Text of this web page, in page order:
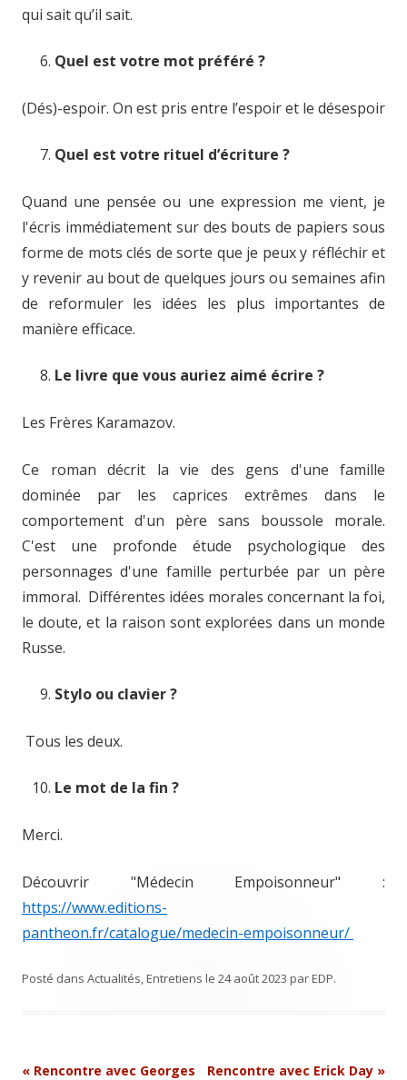
qui sait qu’il sait.
Quel est votre mot préféré ?
(Dés)-espoir. On est pris entre l’espoir et le désespoir
Quel est votre rituel d’écriture ?
Quand une pensée ou une expression me vient, je
l'écris immédiatement sur des bouts de papiers sous
forme de mots clés de sorte que je peux y réfléchir et
y revenir au bout de quelques jours ou semaines afin
de reformuler les idées les plus importantes de
manière efficace.
Le livre que vous auriez aimé écrire ?
Les Frères Karamazov.
Ce roman décrit la vie des gens d'une famille
dominée par les caprices extrêmes dans le
comportement d'un père sans boussole morale.
C'est une profonde étude psychologique des
personnages d'une famille perturbée par un père
immoral. Différentes idées morales concernant la foi,
le doute, et la raison sont explorées dans un monde
Russe.
Stylo ou clavier ?
Tous les deux.
Le mot de la fin ?
Merci.
Découvrir "Médecin Empoisonneur" :
https://www.editions-
pantheon.fr/catalogue/medecin-empoisonneur/
Posté dans Actualités,Entretiens le 24 août 2023 parEDP.
Navigation
« Rencontre avec Georges
Rencontre avec Erick Day »